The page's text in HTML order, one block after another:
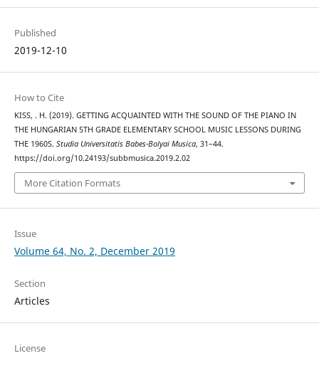
Published
2019-12-10
How to Cite
KISS, . H. (2019). GETTING ACQUAINTED WITH THE SOUND OF THE PIANO IN
THE HUNGARIAN 5TH GRADE ELEMENTARY SCHOOL MUSIC LESSONS DURING
THE 1960S. Studia Universitatis Babes-Bolyai Musica, 31–44.
https://doi.org/10.24193/subbmusica.2019.2.02
More Citation Formats
Issue
Volume 64, No. 2, December 2019
Section
Articles
License